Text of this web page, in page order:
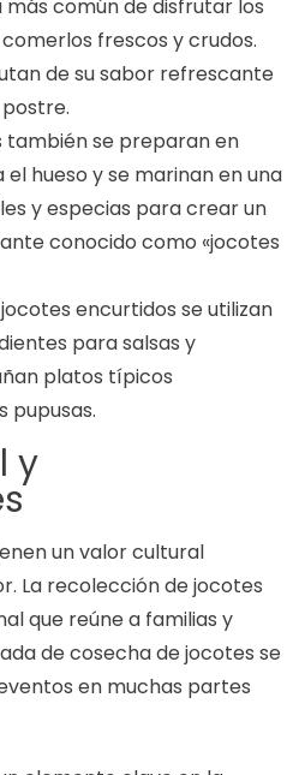
más común de disfrutar los
frescos y crudos.
de su sabor refrescante
también se preparan en
el hueso y se marinan en una
y especias para crear un
conocido como «jocotes
jocotes encurtidos se utilizan
para salsas y
platos típicos
pupusas.
y
un valor cultural
La recolección de jocotes
que reúne a familias y
de cosecha de jocotes se
en muchas partes